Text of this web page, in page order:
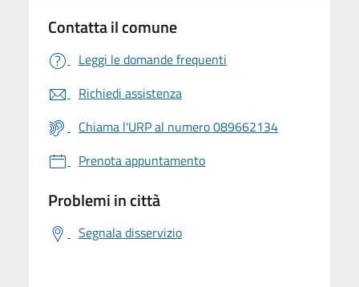
Contatta il comune
Leggi le domande frequenti
Richiedi assistenza
Chiama l'URP al numero 089662134
Prenota appuntamento
Problemi in città
Segnala disservizio